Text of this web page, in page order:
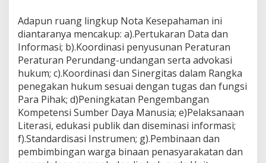
Adapun ruang lingkup Nota Kesepahaman ini
diantaranya mencakup: a).Pertukaran Data dan
Informasi; b).Koordinasi penyusunan Peraturan
Peraturan Perundang-undangan serta advokasi
hukum; c).Koordinasi dan Sinergitas dalam Rangka
penegakan hukum sesuai dengan tugas dan fungsi
Para Pihak; d)Peningkatan Pengembangan
Kompetensi Sumber Daya Manusia; e)Pelaksanaan
Literasi, edukasi publik dan diseminasi informasi;
f).Standardisasi Instrumen; g).Pembinaan dan
pembimbingan warga binaan penasyarakatan dan